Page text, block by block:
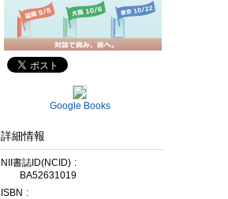
Google Books
詳細情報
NII書誌ID(NCID)
BA52631019
ISBN